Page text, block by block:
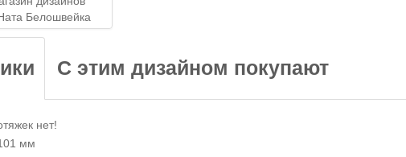
С этим дизайном покупают
нет!
мм